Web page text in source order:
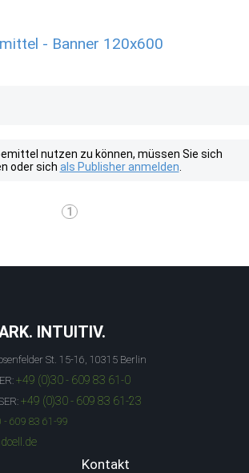
- Banner 120x600
nutzen zu können, müssen Sie sich
oder sich als Publisher anmelden
1
INTUITIV.
St. 15-16, 10315 Berlin
+49 (0)30 - 609 83 61-0
+49 (0)30 - 609 83 61-23
- 609 83 61-99
Kontakt